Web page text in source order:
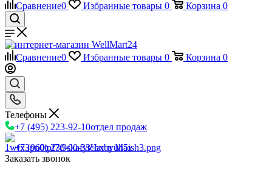
Сравнение0 Избранные товары 0 Корзина 0
Сравнение0 Избранные товары 0 Корзина 0
Телефоны
+7 (495) 223-92-10отдел продаж
+7 (960) 230-00-33Чат в Max
Заказать звонок